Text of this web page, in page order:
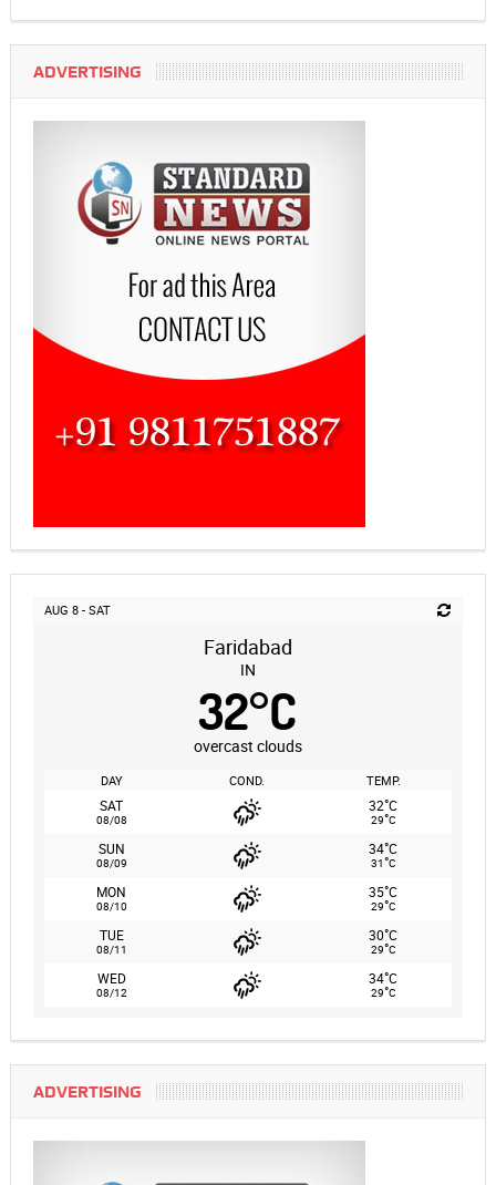
ADVERTISING
AUG 8 - SAT
Faridabad
IN
32°C
overcast clouds
DAY COND. TEMP.
SAT
08/08
32°C
29°C
SUN
08/09
34°C
31°C
MON
08/10
35°C
29°C
TUE
08/11
30°C
29°C
WED
08/12
34°C
29°C
ADVERTISING